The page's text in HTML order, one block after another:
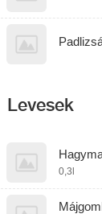
Levesek
0,3l